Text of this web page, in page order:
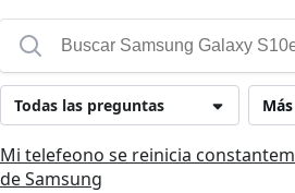
Todas las preguntas
Mi telefeono se reinicia
de Samsung